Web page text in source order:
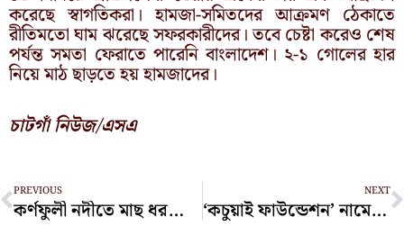
করেছে স্বাগতিকরা। হামজা-সমিতদের আক্রমণ ঠেকাতে
রীতিমতো ঘাম ঝরেছে সফরকারীদের। তবে চেষ্টা করেও শেষ
পর্যন্ত সমতা ফেরাতে পারেনি বাংলাদেশ। ২-১ গোলের হার
নিয়ে মাঠ ছাড়তে হয় হামজাদের।
চাটগাঁ নিউজ/এসএ
Prev
PREVIOUS
কর্ণফুলী নদীতে মাছ ধরতে গিয়ে নিখোঁজ জেলে
NEXT
‘কচুয়াই ফাউন্ডেশন’ নামে একটি জনকল্যাণমূলক সংগঠনের অভিষেক